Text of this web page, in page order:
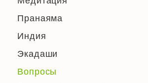
Пранаяма
Индия
Экадаши
Вопросы